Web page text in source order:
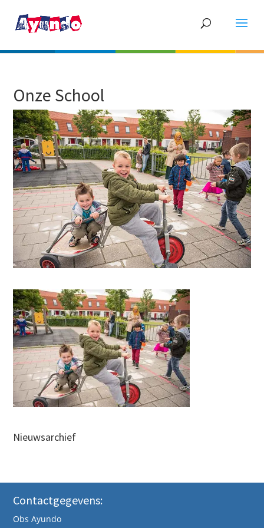
Onze School
Nieuwsarchief
Contactgegevens:
Obs Ayundo